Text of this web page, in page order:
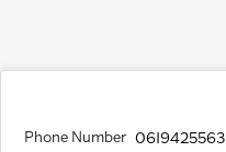
Phone Number 0619425563